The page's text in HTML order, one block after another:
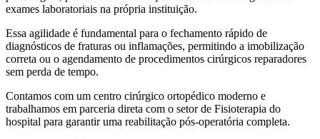
exames laboratoriais na própria instituição.
Essa agilidade é fundamental para o fechamento rápido de
diagnósticos de fraturas ou inflamações, permitindo a imobilização
correta ou o agendamento de procedimentos cirúrgicos reparadores
sem perda de tempo.
Contamos com um centro cirúrgico ortopédico moderno e
trabalhamos em parceria direta com o setor de Fisioterapia do
hospital para garantir uma reabilitação pós-operatória completa.